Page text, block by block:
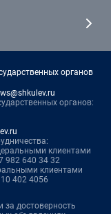
органов
органов:
клиентами
982 640 34 32
клиентами
402 4056
за достоверность